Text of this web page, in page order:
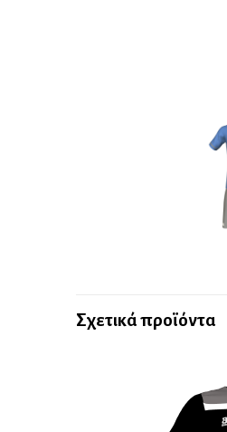
Σχετικά προϊόντα